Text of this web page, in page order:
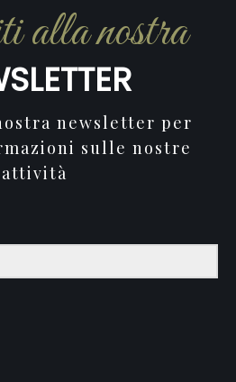
nostra
newsletter per
sulle nostre
attività